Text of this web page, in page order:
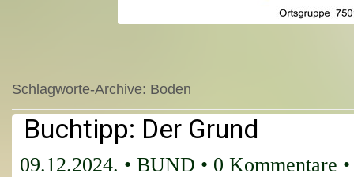
Schlagworte-Archive: Boden
Buchtipp: Der Grund
09.12.2024. • BUND • 0 Kommentare